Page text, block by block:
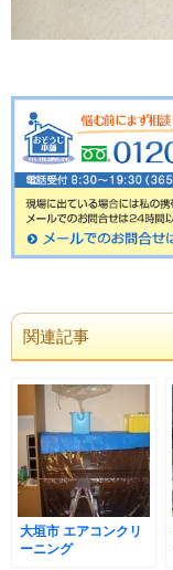
関連記事
大垣市 エアコンクリ
ーニング